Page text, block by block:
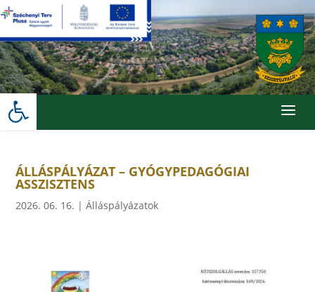
Skip
to
content
Eszköztár megnyitása a
ÁLLÁSPÁLYÁZAT – GYÓGYPEDAGÓGIAI
ASSZISZTENS
2026. 06. 16. |Álláspályázatok